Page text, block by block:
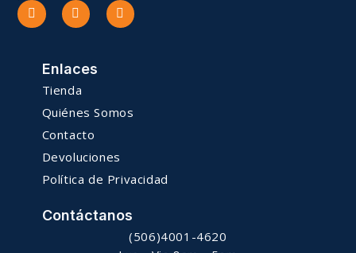
Enlaces
Tienda
Quiénes Somos
Contacto
Devoluciones
Política de Privacidad
Contáctanos
(506)4001-4620